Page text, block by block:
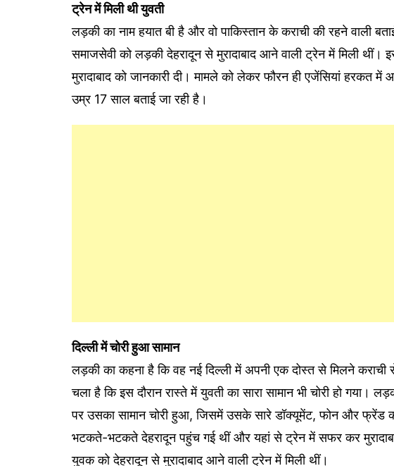
ट्रेन में मिली थी युवती
लड़की का नाम हयात बी है और वो पाकिस्तान के कराची की रहने वाली
समाजसेवी को लड़की देहरादून से मुरादाबाद आने वाली ट्रेन में मिली
मुरादाबाद को जानकारी दी। मामले को लेकर फौरन ही एजेंसियां
उम्र 17 साल बताई जा रही है।
दिल्ली में चोरी हुआ सामान
लड़की का कहना है कि वह नई दिल्ली में अपनी एक दोस्त से मिलने
चला है कि इस दौरान रास्ते में युवती का सारा सामान भी चोरी हो गया।
पर उसका सामान चोरी हुआ, जिसमें उसके सारे डॉक्यूमेंट, फोन और फ्रेंड
भटकते-भटकते देहरादून पहुंच गई थीं और यहां से ट्रेन में सफर कर
युवक को देहरादून से मुरादाबाद आने वाली ट्रेन में मिली थीं।